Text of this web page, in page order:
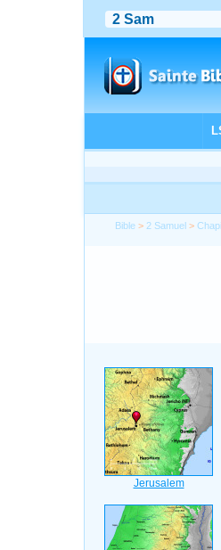
Bible > 2 Samuel >